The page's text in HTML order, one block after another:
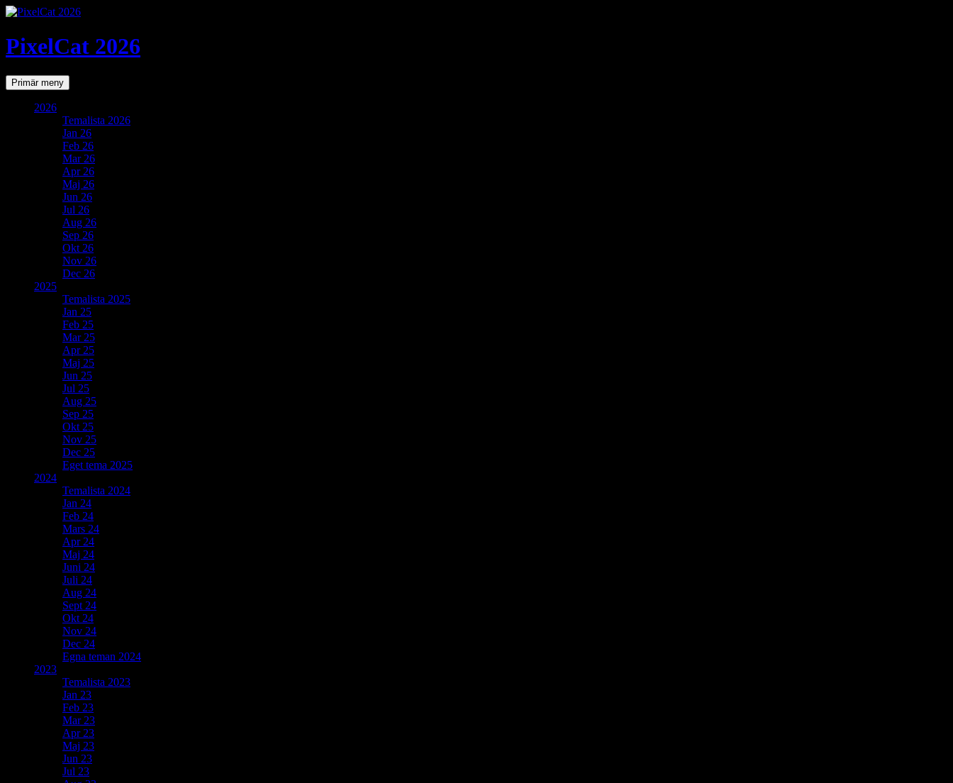
PixelCat 2026
SökPrimär meny Gå
till
2026
Temalista 2026
Jan 26
Feb 26
Mar 26
Apr 26
Maj 26
Jun 26
Jul 26
Aug 26
Sep 26
Okt 26
Nov 26
Dec 26
2025
Temalista 2025
Jan 25
Feb 25
Mar 25
Apr 25
Maj 25
Jun 25
Jul 25
Aug 25
Sep 25
Okt 25
Nov 25
Dec 25
Eget tema 2025
2024
Temalista 2024
Jan 24
Feb 24
Mars 24
Apr 24
Maj 24
Juni 24
Juli 24
Aug 24
Sept 24
Okt 24
Nov 24
Dec 24
Egna teman 2024
2023
Temalista 2023
Jan 23
Feb 23
Mar 23
Apr 23
Maj 23
Jun 23
Jul 23